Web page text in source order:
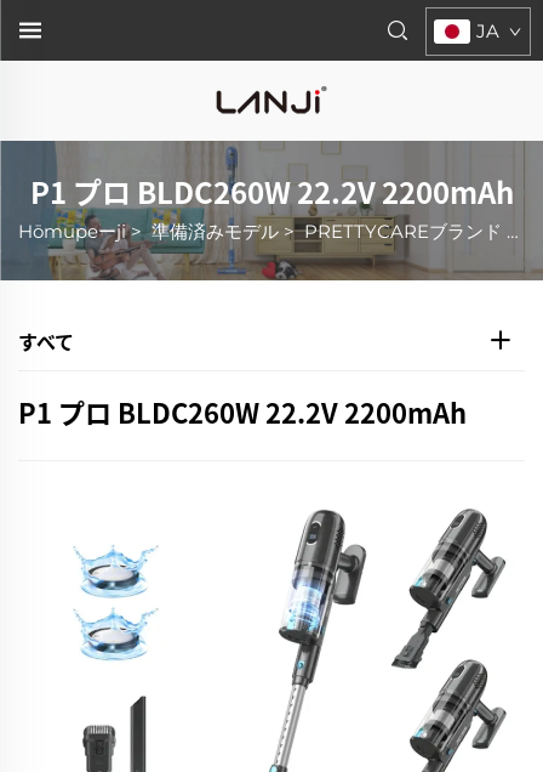
JA
P1 プロ BLDC260W 22.2V 2200mAh
Hōmupeーji>準備済みモデル >PRETTYCAREブランド
すべて
P1 プロ BLDC260W 22.2V 2200mAh